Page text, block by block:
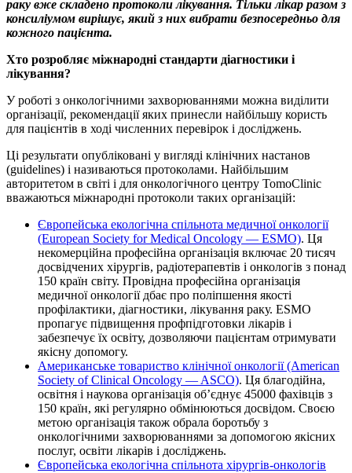
раку вже складено протоколи лікування. Тільки лікар разом з
консиліумом вирішує, який з них вибрати безпосередньо для
кожного пацієнта.
Хто розробляє міжнародні стандарти діагностики і
лікування?
У роботі з онкологічними захворюваннями можна виділити
організації, рекомендації яких принесли найбільшу користь
для пацієнтів в ході численних перевірок і досліджень.
Ці результати опубліковані у вигляді клінічних настанов
(guidelines) і називаються протоколами. Найбільшим
авторитетом в світі і для онкологічного центру TomoClinic
вважаються міжнародні протоколи таких організацій:
Європейська екологічна спільнота медичної онкології
(European Society for Medical Oncology — ESMO). Ця
некомерційна професійна організація включає 20 тисяч
досвідчених хірургів, радіотерапевтів і онкологів з понад
150 країн світу. Провідна професійна організація
медичної онкології дбає про поліпшення якості
профілактики, діагностики, лікування раку. ESMO
пропагує підвищення профпідготовки лікарів і
забезпечує їх освіту, дозволяючи пацієнтам отримувати
якісну допомогу.
Американське товариство клінічної онкології (American
Society of Clinical Oncology — ASCO). Ця благодійна,
освітня і наукова організація об’єднує 45000 фахівців з
150 країн, які регулярно обмінюються досвідом. Своєю
метою організація також обрала боротьбу з
онкологічними захворюваннями за допомогою якісних
послуг, освіти лікарів і досліджень.
Європейська екологічна спільнота хірургів-онкологів